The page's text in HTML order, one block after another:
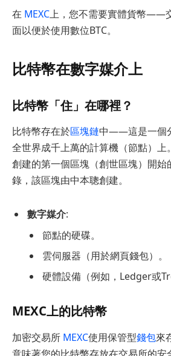
在 MEXC上，您不需要實體貨幣——
面以便於使用數位BTC。
比特幣在數字媒介上
比特幣「住」在哪裡？
比特幣存在於區塊鏈中——這是一個
全世界成千上萬的計算機（節點）上
創建的第一個區塊（創世區塊）開始
錄，該區塊由中本聰創建。
數字媒介:
節點的硬碟。
雲伺服器（用於網頁錢包）。
硬體設備（例如，Ledger或
MEXC上的比特幣
加密交易所 MEXC使用保管型錢包來